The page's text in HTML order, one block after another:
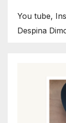
You tube,
Despina